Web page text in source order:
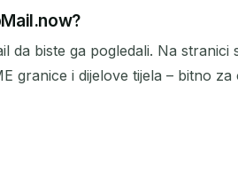
biste ga pogledali. Na
granice i dijelove tijela – bitno